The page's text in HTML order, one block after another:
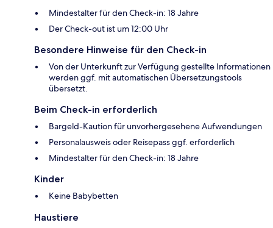
Mindestalter für den Check-in: 18 Jahre
Der Check-out ist um 12:00 Uhr
Besondere Hinweise für den Check-in
Von der Unterkunft zur Verfügung gestellte Informationen
werden ggf. mit automatischen Übersetzungstools
übersetzt.
Beim Check-in erforderlich
Bargeld-Kaution für unvorhergesehene Aufwendungen
Personalausweis oder Reisepass ggf. erforderlich
Mindestalter für den Check-in: 18 Jahre
Kinder
Keine Babybetten
Haustiere